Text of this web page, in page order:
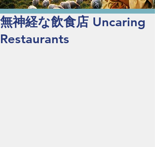
無神経な飲食店 Uncaring
Restaurants